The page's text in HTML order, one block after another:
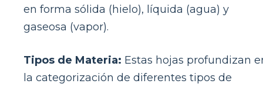
en forma sólida (hielo), líquida (agua) y
gaseosa (vapor).
Tipos de Materia: Estas hojas profundizan
la categorización de diferentes tipos de